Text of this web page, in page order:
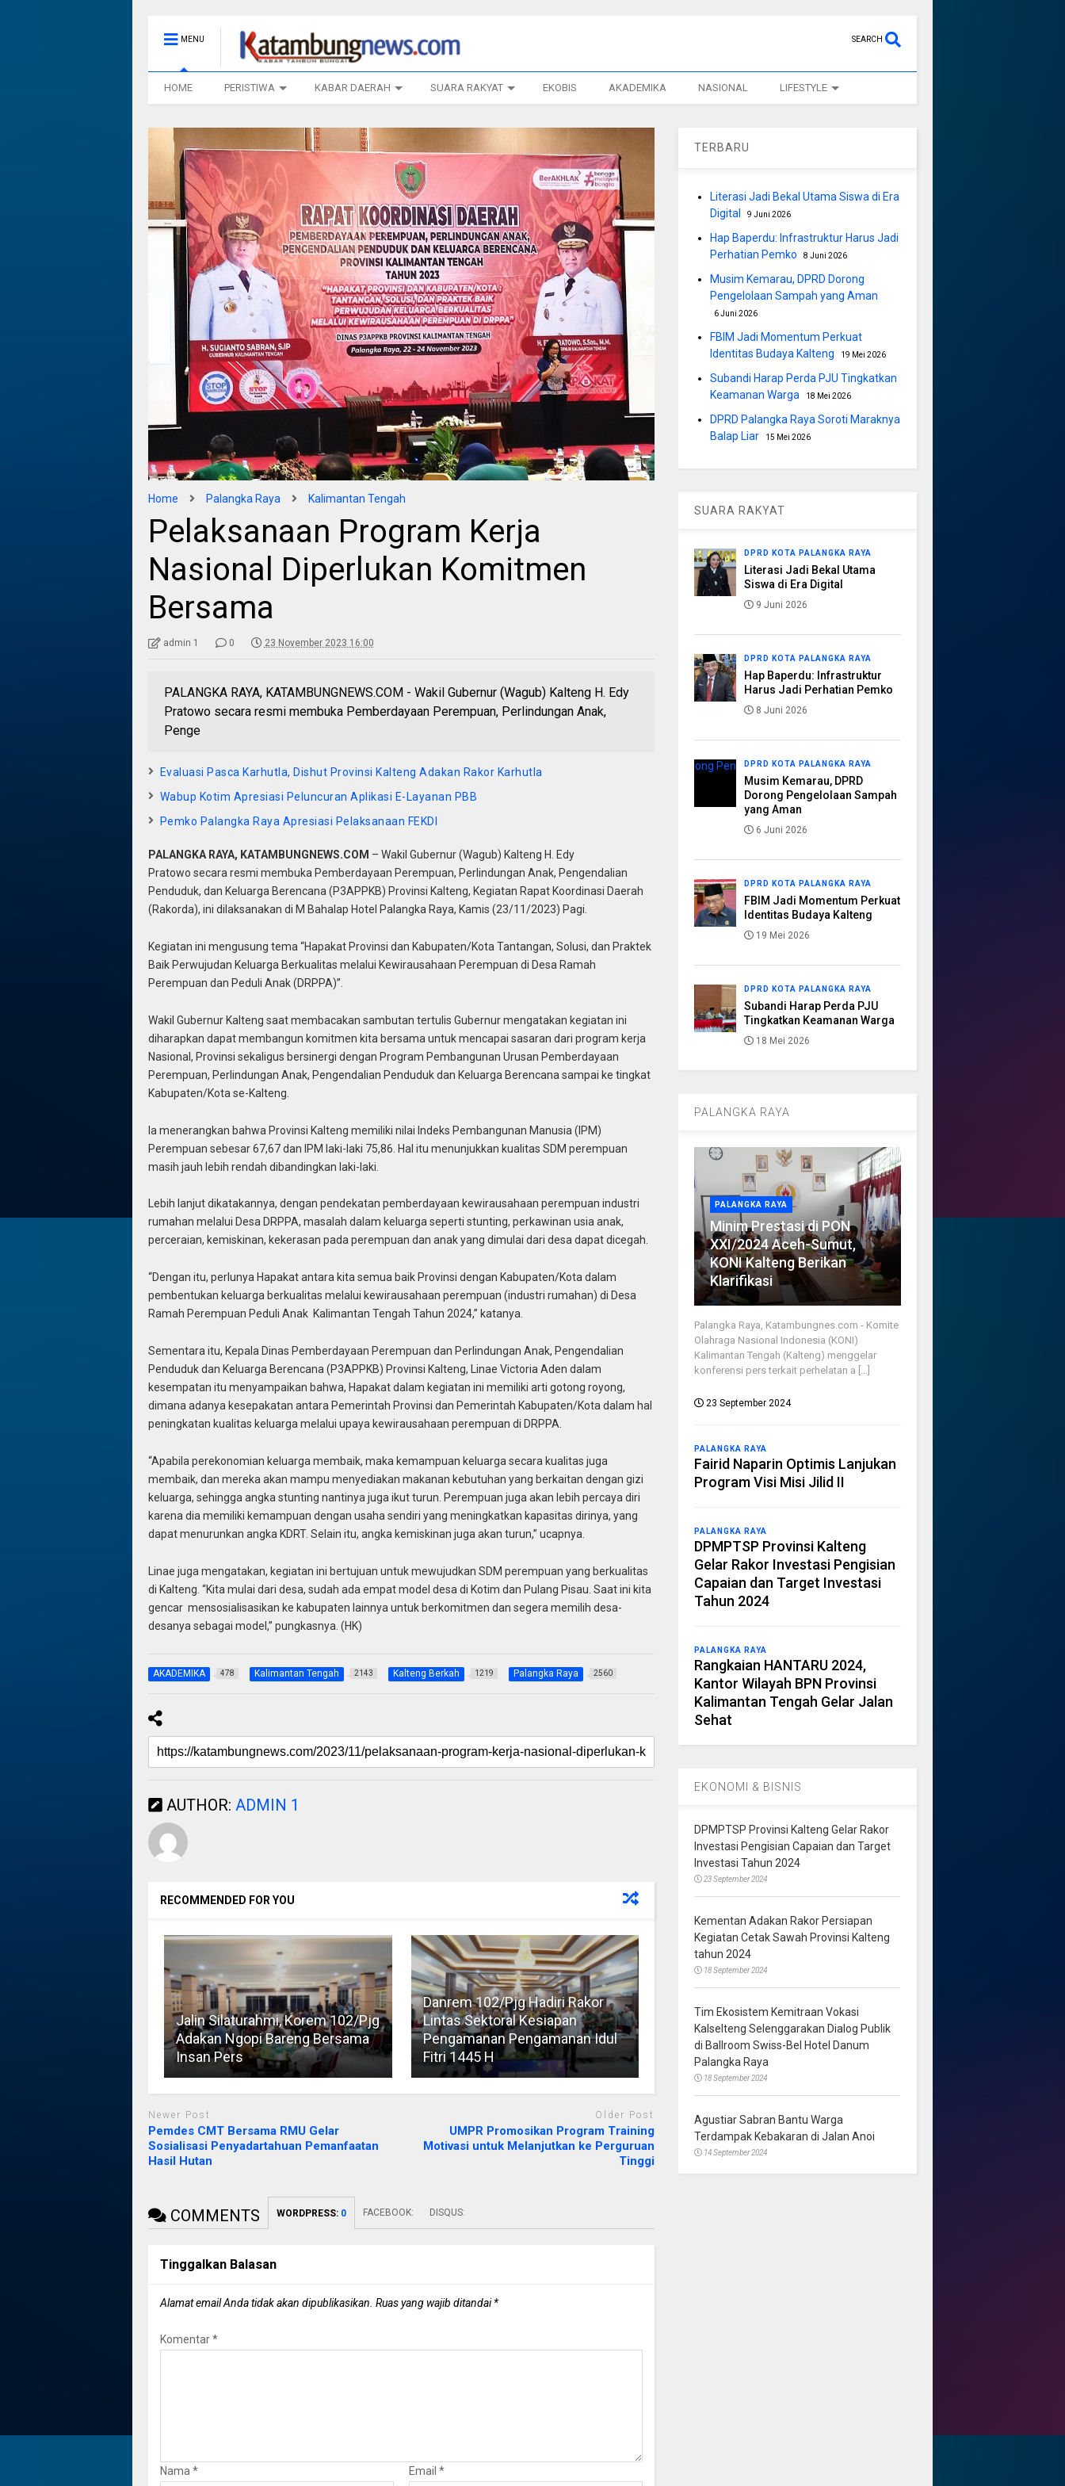
MENU SEARCH
HOME PERISTIWA KABAR DAERAH SUARA RAKYAT EKOBIS AKADEMIKA NASIONAL LIFESTYLE
Home Palangka Raya Kalimantan Tengah
Pelaksanaan Program Kerja
Nasional Diperlukan Komitmen
Bersama
admin 1 0 23 November 2023 16:00
PALANGKA RAYA, KATAMBUNGNEWS.COM - Wakil Gubernur (Wagub) Kalteng H. Edy
Pratowo secara resmi membuka Pemberdayaan Perempuan, Perlindungan Anak,
Penge
Evaluasi Pasca Karhutla, Dishut Provinsi Kalteng Adakan Rakor Karhutla
Wabup Kotim Apresiasi Peluncuran Aplikasi E-Layanan PBB
Pemko Palangka Raya Apresiasi Pelaksanaan FEKDI
PALANGKA RAYA, KATAMBUNGNEWS.COM – Wakil Gubernur (Wagub) Kalteng H. Edy
Pratowo secara resmi membuka Pemberdayaan Perempuan, Perlindungan Anak, Pengendalian
Penduduk, dan Keluarga Berencana (P3APPKB) Provinsi Kalteng, Kegiatan Rapat Koordinasi Daerah
(Rakorda), ini dilaksanakan di M Bahalap Hotel Palangka Raya, Kamis (23/11/2023) Pagi.
Kegiatan ini mengusung tema “Hapakat Provinsi dan Kabupaten/Kota Tantangan, Solusi, dan Praktek
Baik Perwujudan Keluarga Berkualitas melalui Kewirausahaan Perempuan di Desa Ramah
Perempuan dan Peduli Anak (DRPPA)”.
Wakil Gubernur Kalteng saat membacakan sambutan tertulis Gubernur mengatakan kegiatan ini
diharapkan dapat membangun komitmen kita bersama untuk mencapai sasaran dari program kerja
Nasional, Provinsi sekaligus bersinergi dengan Program Pembangunan Urusan Pemberdayaan
Perempuan, Perlindungan Anak, Pengendalian Penduduk dan Keluarga Berencana sampai ke tingkat
Kabupaten/Kota se-Kalteng.
Ia menerangkan bahwa Provinsi Kalteng memiliki nilai Indeks Pembangunan Manusia (IPM)
Perempuan sebesar 67,67 dan IPM laki-laki 75,86. Hal itu menunjukkan kualitas SDM perempuan
masih jauh lebih rendah dibandingkan laki-laki.
Lebih lanjut dikatakannya, dengan pendekatan pemberdayaan kewirausahaan perempuan industri
rumahan melalui Desa DRPPA, masalah dalam keluarga seperti stunting, perkawinan usia anak,
perceraian, kemiskinan, kekerasan pada perempuan dan anak yang dimulai dari desa dapat dicegah.
“Dengan itu, perlunya Hapakat antara kita semua baik Provinsi dengan Kabupaten/Kota dalam
pembentukan keluarga berkualitas melalui kewirausahaan perempuan (industri rumahan) di Desa
Ramah Perempuan Peduli Anak Kalimantan Tengah Tahun 2024,” katanya.
Sementara itu, Kepala Dinas Pemberdayaan Perempuan dan Perlindungan Anak, Pengendalian
Penduduk dan Keluarga Berencana (P3APPKB) Provinsi Kalteng, Linae Victoria Aden dalam
kesempatan itu menyampaikan bahwa, Hapakat dalam kegiatan ini memiliki arti gotong royong,
dimana adanya kesepakatan antara Pemerintah Provinsi dan Pemerintah Kabupaten/Kota dalam hal
peningkatan kualitas keluarga melalui upaya kewirausahaan perempuan di DRPPA.
“Apabila perekonomian keluarga membaik, maka kemampuan keluarga secara kualitas juga
membaik, dan mereka akan mampu menyediakan makanan kebutuhan yang berkaitan dengan gizi
keluarga, sehingga angka stunting nantinya juga ikut turun. Perempuan juga akan lebih percaya diri
karena dia memiliki kemampuan dengan usaha sendiri yang meningkatkan kapasitas dirinya, yang
dapat menurunkan angka KDRT. Selain itu, angka kemiskinan juga akan turun,” ucapnya.
Linae juga mengatakan, kegiatan ini bertujuan untuk mewujudkan SDM perempuan yang berkualitas
di Kalteng. “Kita mulai dari desa, sudah ada empat model desa di Kotim dan Pulang Pisau. Saat ini kita
gencar mensosialisasikan ke kabupaten lainnya untuk berkomitmen dan segera memilih desa-
desanya sebagai model,” pungkasnya. (HK)
AKADEMIKA 478 Kalimantan Tengah 2143 Kalteng Berkah 1219 Palangka Raya 2560
AUTHOR: ADMIN 1
RECOMMENDED FOR YOU
Jalin Silaturahmi, Korem 102/Pjg
Adakan Ngopi Bareng Bersama
Insan Pers
Danrem 102/Pjg Hadiri Rakor
Lintas Sektoral Kesiapan
Pengamanan Pengamanan Idul
Fitri 1445 H
Newer Post
Pemdes CMT Bersama RMU Gelar
Sosialisasi Penyadartahuan Pemanfaatan
Hasil Hutan
Older Post
UMPR Promosikan Program Training
Motivasi untuk Melanjutkan ke Perguruan
Tinggi
COMMENTS WORDPRESS: 0 FACEBOOK: DISQUS:
Tinggalkan Balasan
Alamat email Anda tidak akan dipublikasikan. Ruas yang wajib ditandai*
Komentar*
Nama* Email *
TERBARU
Literasi Jadi Bekal Utama Siswa di Era
Digital
9 Juni 2026
Hap Baperdu: Infrastruktur Harus Jadi
Perhatian Pemko
8 Juni 2026
Musim Kemarau, DPRD Dorong
Pengelolaan Sampah yang Aman
6 Juni 2026
FBIM Jadi Momentum Perkuat
Identitas Budaya Kalteng
19 Mei 2026
Subandi Harap Perda PJU Tingkatkan
Keamanan Warga
18 Mei 2026
DPRD Palangka Raya Soroti Maraknya
Balap Liar
15 Mei 2026
SUARA RAKYAT
DPRD KOTA PALANGKA RAYA
Literasi Jadi Bekal Utama
Siswa di Era Digital
9 Juni 2026
DPRD KOTA PALANGKA RAYA
Hap Baperdu: Infrastruktur
Harus Jadi Perhatian Pemko
8 Juni 2026
DPRD KOTA PALANGKA RAYA
Musim Kemarau, DPRD
Dorong Pengelolaan Sampah
yang Aman
6 Juni 2026
DPRD KOTA PALANGKA RAYA
FBIM Jadi Momentum Perkuat
Identitas Budaya Kalteng
19 Mei 2026
DPRD KOTA PALANGKA RAYA
Subandi Harap Perda PJU
Tingkatkan Keamanan Warga
18 Mei 2026
PALANGKA RAYA
PALANGKA RAYA
Minim Prestasi di PON
XXI/2024 Aceh-Sumut,
KONI Kalteng Berikan
Klarifikasi
Palangka Raya, Katambungnes.com - Komite
Olahraga Nasional Indonesia (KONI)
Kalimantan Tengah (Kalteng) menggelar
konferensi pers terkait perhelatan a [...]
23 September 2024
PALANGKA RAYA
Fairid Naparin Optimis Lanjukan
Program Visi Misi Jilid II
PALANGKA RAYA
DPMPTSP Provinsi Kalteng
Gelar Rakor Investasi Pengisian
Capaian dan Target Investasi
Tahun 2024
PALANGKA RAYA
Rangkaian HANTARU 2024,
Kantor Wilayah BPN Provinsi
Kalimantan Tengah Gelar Jalan
Sehat
EKONOMI & BISNIS
DPMPTSP Provinsi Kalteng Gelar Rakor
Investasi Pengisian Capaian dan Target
Investasi Tahun 2024
23 September 2024
Kementan Adakan Rakor Persiapan
Kegiatan Cetak Sawah Provinsi Kalteng
tahun 2024
18 September 2024
Tim Ekosistem Kemitraan Vokasi
Kalselteng Selenggarakan Dialog Publik
di Ballroom Swiss-Bel Hotel Danum
Palangka Raya
18 September 2024
Agustiar Sabran Bantu Warga
Terdampak Kebakaran di Jalan Anoi
14 September 2024